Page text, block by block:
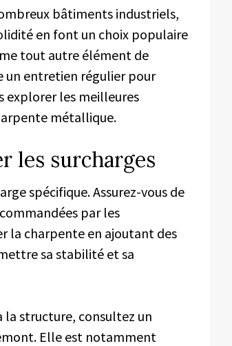
bâtiments industriels,
en font un choix populaire
tout autre élément de
un entretien régulier pour
explorer les meilleures
métallique.
les surcharges
spécifique. Assurez-vous de
par les
la charpente en ajoutant des
sa stabilité et sa
la structure, consultez un
Elle est notamment